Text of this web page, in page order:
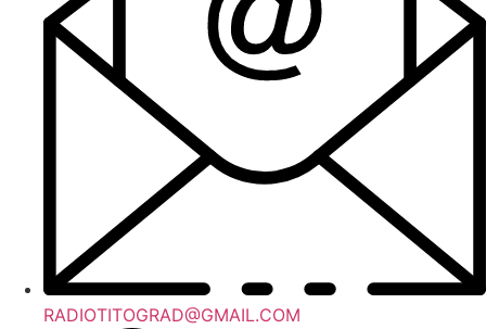
RADIOTITOGRAD@GMAIL.COM